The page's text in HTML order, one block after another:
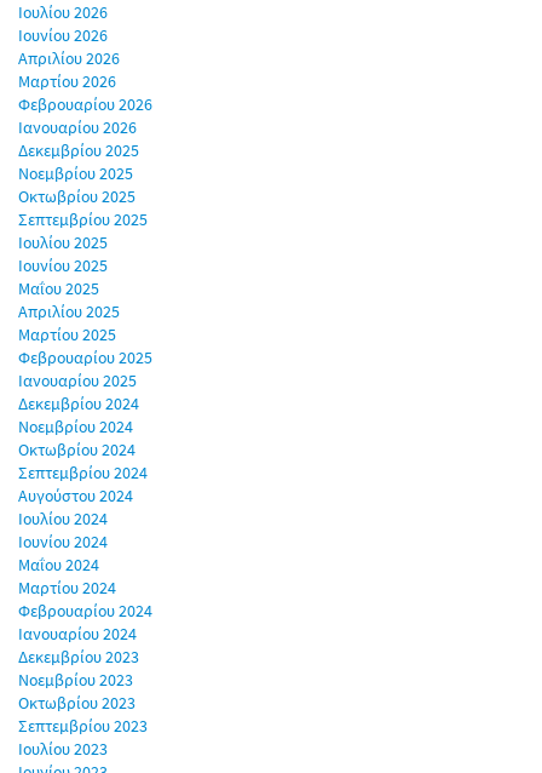
Ιουλίου 2026
Ιουνίου 2026
Απριλίου 2026
Μαρτίου 2026
Φεβρουαρίου 2026
Ιανουαρίου 2026
Δεκεμβρίου 2025
Νοεμβρίου 2025
Οκτωβρίου 2025
Σεπτεμβρίου 2025
Ιουλίου 2025
Ιουνίου 2025
Μαΐου 2025
Απριλίου 2025
Μαρτίου 2025
Φεβρουαρίου 2025
Ιανουαρίου 2025
Δεκεμβρίου 2024
Νοεμβρίου 2024
Οκτωβρίου 2024
Σεπτεμβρίου 2024
Αυγούστου 2024
Ιουλίου 2024
Ιουνίου 2024
Μαΐου 2024
Μαρτίου 2024
Φεβρουαρίου 2024
Ιανουαρίου 2024
Δεκεμβρίου 2023
Νοεμβρίου 2023
Οκτωβρίου 2023
Σεπτεμβρίου 2023
Ιουλίου 2023